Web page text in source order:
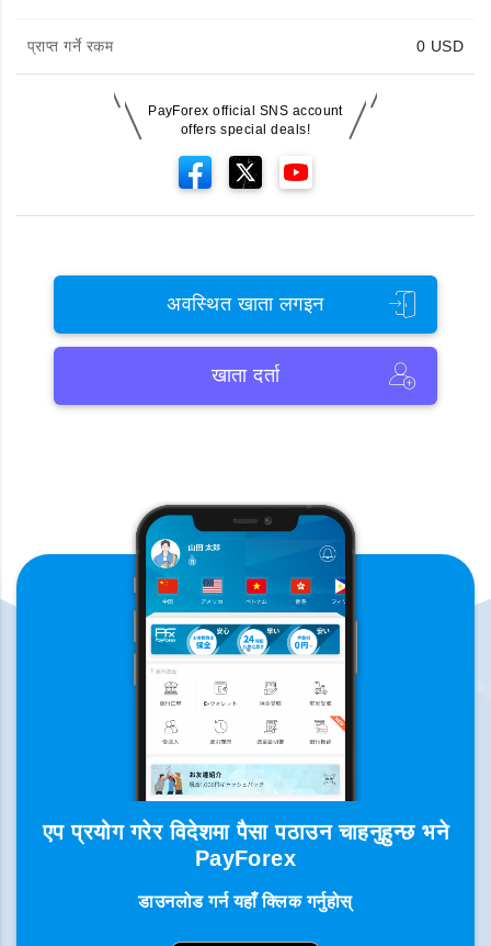
प्राप्त गर्ने रकम 0 USD
PayForex official SNS account
offers special deals!
अवस्थित खाता लगइन
खाता दर्ता
एप प्रयोग गरेर विदेशमा पैसा पठाउन चाहनुहुन्छ भने
PayForex
डाउनलोड गर्न यहाँ क्लिक गर्नुहोस्